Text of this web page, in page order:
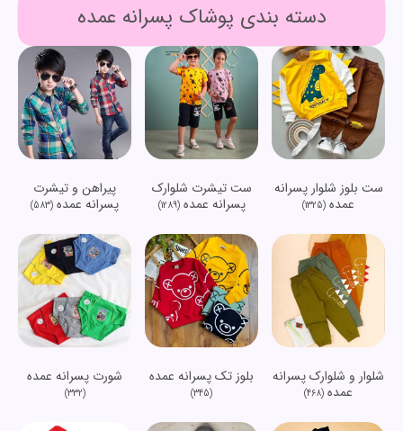
دسته بندی پوشاک پسرانه عمده
ست بلوز شلوار پسرانه
عمده (1325)
ست تیشرت شلوارک
پسرانه عمده(1289)
پیراهن و تیشرت
پسرانه عمده (583)
شلوار و شلوارک پسرانه
عمده (468)
بلوز تک پسرانه عمده
(345)
شورت پسرانه عمده
(332)